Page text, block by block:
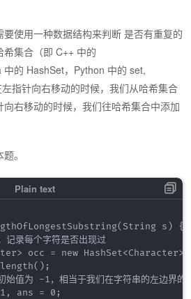
使用一种数据结构来判断 是否有重复的
集合（即 C++ 中的
的 HashSet，Python 中的 set,
指针向右移动的时候，我们从哈希集合
右移动的时候，我们往哈希集合中添加
。
s) {
录每个字符是否出现过
occ = new
值为 -1，相当于我们在字符串的左边界的
ans = 0;